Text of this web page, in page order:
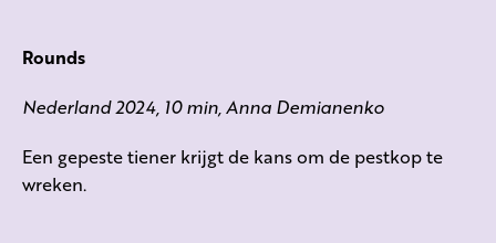
Rounds
Nederland 2024, 10 min, Anna Demianenko
Een gepeste tiener krijgt de kans om de pestkop te
wreken.